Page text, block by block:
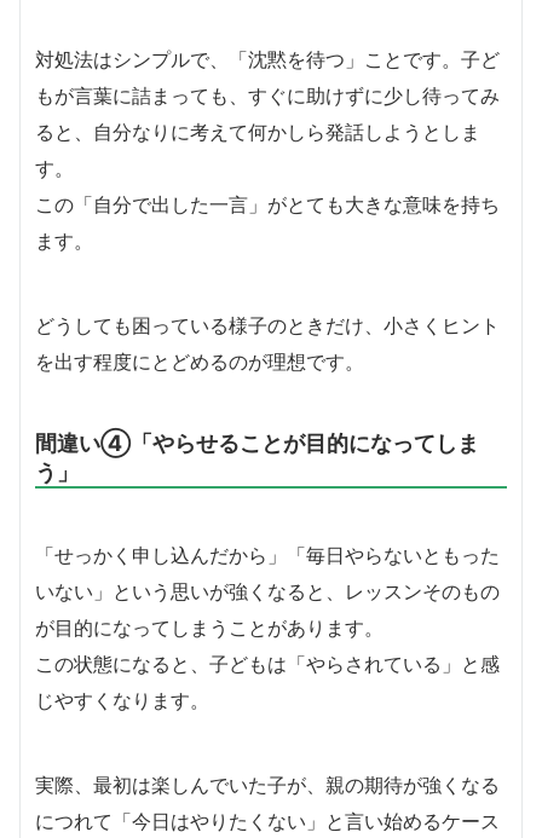
対処法はシンプルで、「沈黙を待つ」ことです。子ど
もが言葉に詰まっても、すぐに助けずに少し待ってみ
ると、自分なりに考えて何かしら発話しようとしま
す。
この「自分で出した一言」がとても大きな意味を持ち
ます。
どうしても困っている様子のときだけ、小さくヒント
を出す程度にとどめるのが理想です。
間違い④「やらせることが目的になってしま
う」
「せっかく申し込んだから」「毎日やらないともった
いない」という思いが強くなると、レッスンそのもの
が目的になってしまうことがあります。
この状態になると、子どもは「やらされている」と感
じやすくなります。
実際、最初は楽しんでいた子が、親の期待が強くなる
につれて「今日はやりたくない」と言い始めるケース